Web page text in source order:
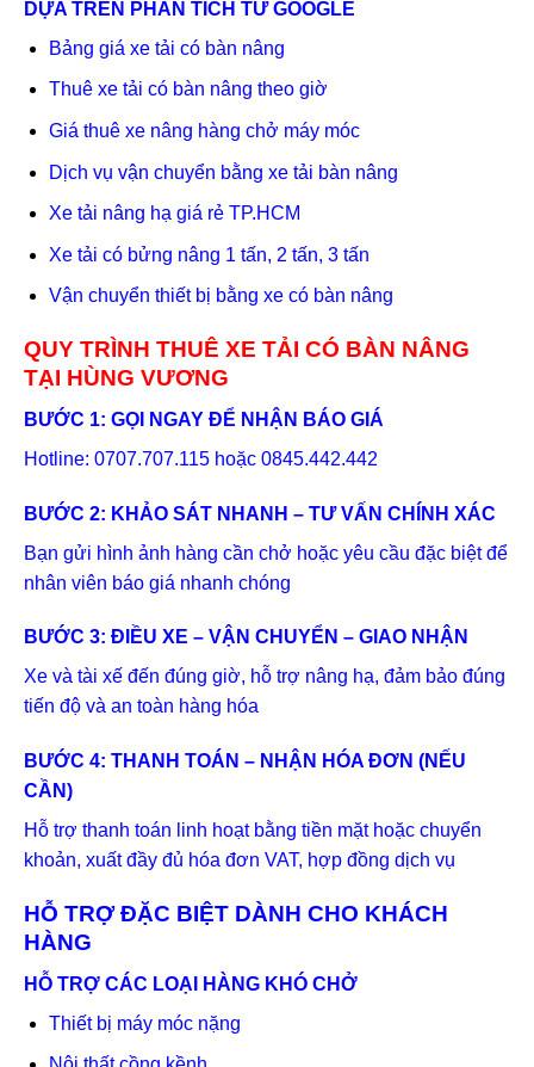
DỰA TRÊN PHÂN TÍCH TỪ GOOGLE
Bảng giá xe tải có bàn nâng
Thuê xe tải có bàn nâng theo giờ
Giá thuê xe nâng hàng chở máy móc
Dịch vụ vận chuyển bằng xe tải bàn nâng
Xe tải nâng hạ giá rẻ TP.HCM
Xe tải có bửng nâng 1 tấn, 2 tấn, 3 tấn
Vận chuyển thiết bị bằng xe có bàn nâng
QUY TRÌNH THUÊ XE TẢI CÓ BÀN NÂNG
TẠI HÙNG VƯƠNG
BƯỚC 1: GỌI NGAY ĐỂ NHẬN BÁO GIÁ
Hotline: 0707.707.115 hoặc 0845.442.442
BƯỚC 2: KHẢO SÁT NHANH – TƯ VẤN CHÍNH XÁC
Bạn gửi hình ảnh hàng cần chở hoặc yêu cầu đặc biệt để
nhân viên báo giá nhanh chóng
BƯỚC 3: ĐIỀU XE – VẬN CHUYỂN – GIAO NHẬN
Xe và tài xế đến đúng giờ, hỗ trợ nâng hạ, đảm bảo đúng
tiến độ và an toàn hàng hóa
BƯỚC 4: THANH TOÁN – NHẬN HÓA ĐƠN (NẾU
CẦN)
Hỗ trợ thanh toán linh hoạt bằng tiền mặt hoặc chuyển
khoản, xuất đầy đủ hóa đơn VAT, hợp đồng dịch vụ
HỖ TRỢ ĐẶC BIỆT DÀNH CHO KHÁCH
HÀNG
HỖ TRỢ CÁC LOẠI HÀNG KHÓ CHỞ
Thiết bị máy móc nặng